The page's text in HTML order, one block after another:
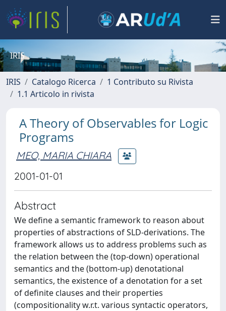
IRIS
IRIS Catalogo Ricerca
1 Contributo su Rivista
1.1 Articolo in rivista
A Theory of Observables for Logic
Programs
MEO, MARIA CHIARA
2001-01-01
Abstract
We define a semantic framework to reason about
properties of abstractions of SLD-derivations. The
framework allows us to address problems such as
the relation between the (top-down) operational
semantics and the (bottom-up) denotational
semantics, the existence of a denotation for a set
of definite clauses and their properties
(compositionality w.r.t. various syntactic operators,